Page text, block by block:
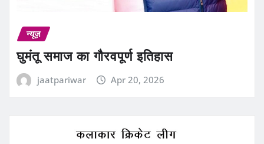
न्यूज़
घुमंतू समाज का गौरवपूर्ण इतिहास
jaatpariwar Apr 20, 2026